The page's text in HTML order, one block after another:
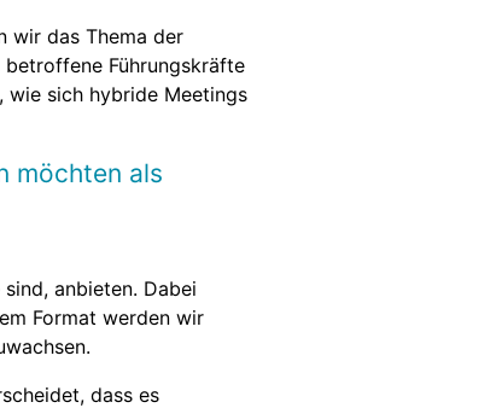
wir das Thema der
Führungskräfte
wie sich hybride Meetings
möchten als
anbieten. Dabei
Format werden wir
dass es